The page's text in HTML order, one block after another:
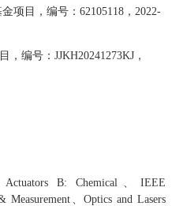
项目，编号：62105118 ， 2022-
，编号：JJKH20241273KJ ，
Actuators B: Chemical
IEEE
Measurement 、Optics and Lasers